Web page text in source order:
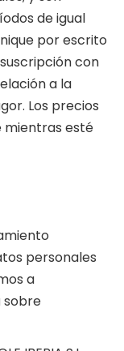
de igual
por escrito
con
a la
Los precios
esté
personales
a
sobre